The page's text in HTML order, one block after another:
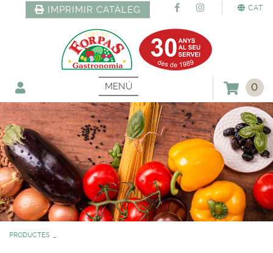
CAT
IMPRIMIR CATÀLEG
MENÚ 0
PRODUCTES